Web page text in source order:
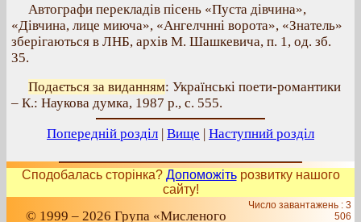
Автографи перекладів пісень «Пуста дівчина»,
«Дівчина, лице миюча», «Ангелчнні ворота», «Знатель»
зберігаються в ЛНБ, архів М. Шашкевича, п. 1, од. зб.
35.
Подається за виданням: Українські поети-романтики
– К.: Наукова думка, 1987 р., с. 555.
Попередній розділ | Вище | Наступний розділ
Сподобалась сторінка? Допоможітьрозвитку нашого
сайту!
© 1999 – 2026 Група «Мисленого
Число завантажень : 3
506